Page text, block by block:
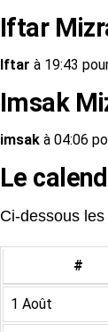
Iftar
Iftar à 19:43
Imsak
imsak à 04:06
Le
Ci-dessous les
#
1 Août